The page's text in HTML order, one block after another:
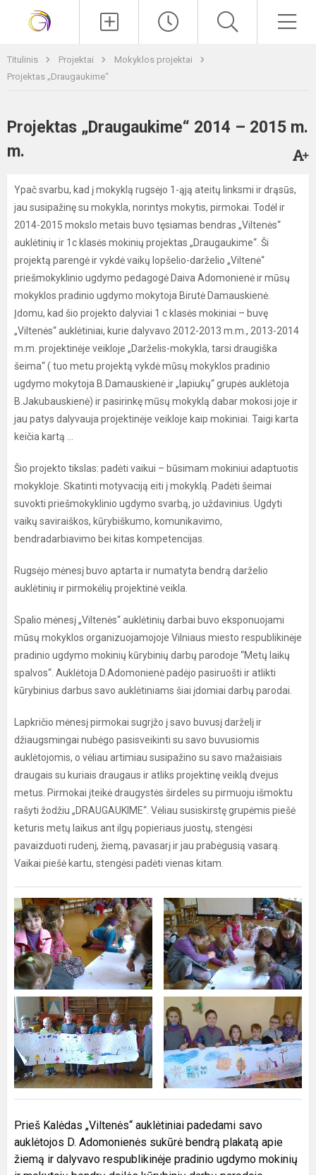
Titulinis Projektai
Mokyklos projektai
Projektas „Draugaukime“
Projektas „Draugaukime“ 2014 – 2015 m.
m.
Ypač svarbu, kad į mokyklą rugsėjo 1-ąją ateitų linksmi ir drąsūs,
jau susipažinę su mokykla, norintys mokytis, pirmokai. Todėl ir
2014-2015 mokslo metais buvo tęsiamas bendras „Viltenės“
auklėtinių ir 1c klasės mokinių projektas „Draugaukime“. Ši
projektą parengė ir vykdė vaikų lopšelio-darželio „Viltenė“
priešmokyklinio ugdymo pedagogė Daiva Adomonienė ir mūsų
mokyklos pradinio ugdymo mokytoja Birutė Damauskienė.
Įdomu, kad šio projekto dalyviai 1 c klasės mokiniai – buvę
„Viltenės“ auklėtiniai, kurie dalyvavo 2012-2013 m.m., 2013-2014
m.m. projektinėje veikloje „Darželis-mokykla, tarsi draugiška
šeima“ ( tuo metu projektą vykdė mūsų mokyklos pradinio
ugdymo mokytoja B.Damauskienė ir „lapiukų“ grupės auklėtoja
B.Jakubauskienė) ir pasirinkę mūsų mokyklą dabar mokosi joje ir
jau patys dalyvauja projektinėje veikloje kaip mokiniai. Taigi karta
keičia kartą ...
Šio projekto tikslas: padėti vaikui – būsimam mokiniui adaptuotis
mokykloje. Skatinti motyvaciją eiti į mokyklą. Padėti šeimai
suvokti priešmokyklinio ugdymo svarbą, jo uždavinius. Ugdyti
vaikų saviraiškos, kūrybiškumo, komunikavimo,
bendradarbiavimo bei kitas kompetencijas.
Rugsėjo mėnesį buvo aptarta ir numatyta bendrą darželio
auklėtinių ir pirmokėlių projektinė veikla.
Spalio mėnesį „Viltenės“ auklėtinių darbai buvo eksponuojami
mūsų mokyklos organizuojamojoje Vilniaus miesto respublikinėje
pradinio ugdymo mokinių kūrybinių darbų parodoje “Metų laikų
spalvos“. Auklėtoja D.Adomonienė padėjo pasiruošti ir atlikti
kūrybinius darbus savo auklėtiniams šiai įdomiai darbų parodai.
Lapkričio mėnesį pirmokai sugrįžo į savo buvusį darželį ir
džiaugsmingai nubėgo pasisveikinti su savo buvusiomis
auklėtojomis, o vėliau artimiau susipažino su savo mažaisiais
draugais su kuriais draugaus ir atliks projektinę veiklą dvejus
metus. Pirmokai įteikė draugystės širdeles su pirmuoju išmoktu
rašyti žodžiu „DRAUGAUKIME“. Vėliau susiskirstę grupėmis piešė
keturis metų laikus ant ilgų popieriaus juostų, stengėsi
pavaizduoti rudenį, žiemą, pavasarį ir jau prabėgusią vasarą.
Vaikai piešė kartu, stengėsi padėti vienas kitam.
Prieš Kalėdas „Viltenės“ auklėtiniai padedami savo
auklėtojos D. Adomonienės sukūrė bendrą plakatą apie
žiemą ir dalyvavo respublikinėje pradinio ugdymo mokinių